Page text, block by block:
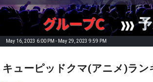
May 16, 2023 6:00 PM - May 29, 2023 9:59 PM
キューピッドクマ(アニメ)ラン